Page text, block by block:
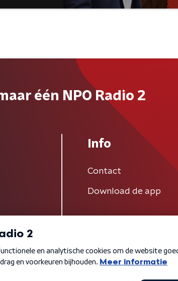
één NPO Radio 2
Info
Contact
Download de app
Privacybeleid